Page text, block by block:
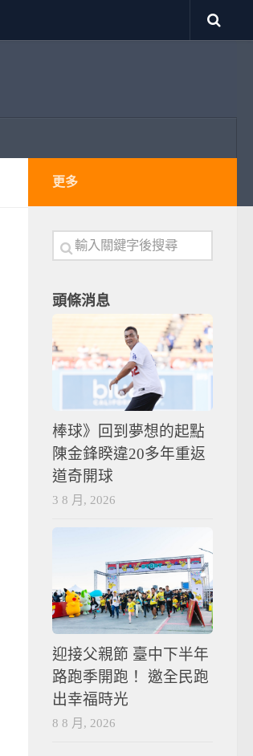
更多
頭條消息
棒球》回到夢想的起點
陳金鋒睽違20多年重返
道奇開球
3 8 月, 2026
迎接父親節 臺中下半年
路跑季開跑！ 邀全民跑
出幸福時光
8 8 月, 2026